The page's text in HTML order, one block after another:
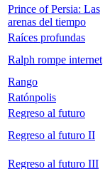
Prince of Persia: Las
arenas del tiempo
Raíces profundas
Ralph rompe internet
Rango
Ratónpolis
Regreso al futuro
Regreso al futuro II
Regreso al futuro III